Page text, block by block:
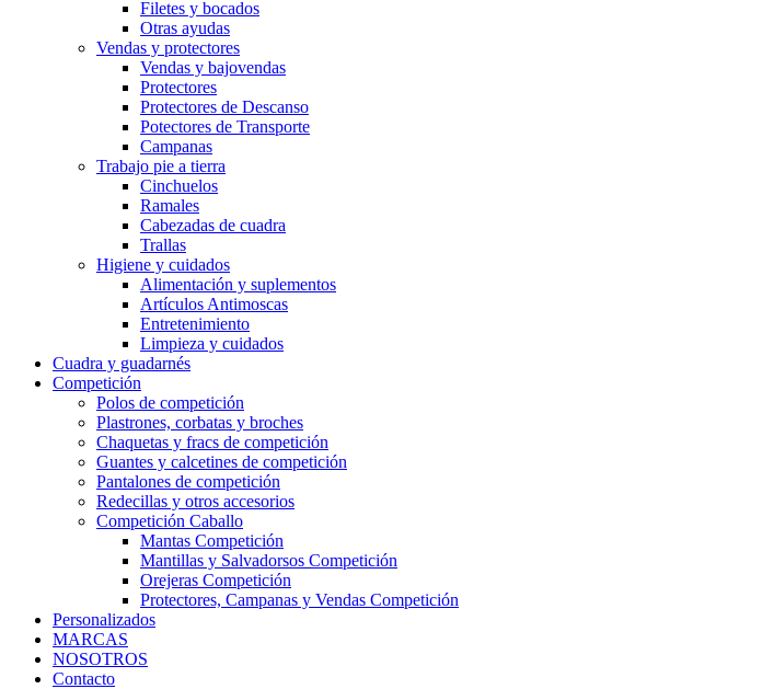
Filetes y bocados
Otras ayudas
Vendas y protectores
Vendas y bajovendas
Protectores
Protectores de Descanso
Potectores de Transporte
Campanas
Trabajo pie a tierra
Cinchuelos
Ramales
Cabezadas de cuadra
Trallas
Higiene y cuidados
Alimentación y suplementos
Artículos Antimoscas
Entretenimiento
Limpieza y cuidados
Cuadra y guadarnés
Competición
Polos de competición
Plastrones, corbatas y broches
Chaquetas y fracs de competición
Guantes y calcetines de competición
Pantalones de competición
Redecillas y otros accesorios
Competición Caballo
Mantas Competición
Mantillas y Salvadorsos Competición
Orejeras Competición
Protectores, Campanas y Vendas Competición
Personalizados
MARCAS
NOSOTROS
Contacto